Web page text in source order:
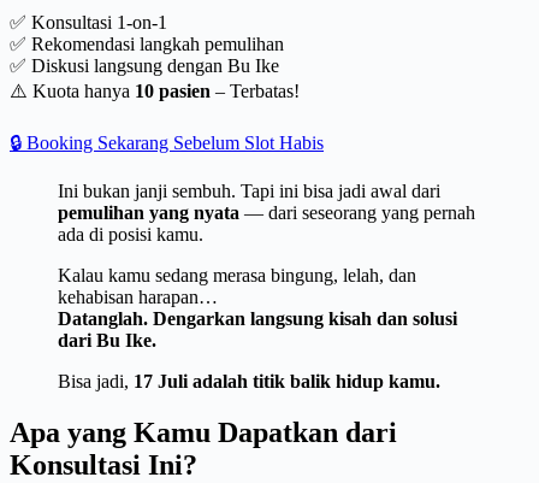
✅ Konsultasi 1-on-1
✅ Rekomendasi langkah pemulihan
✅ Diskusi langsung dengan Bu Ike
⚠️ Kuota hanya 10 pasien – Terbatas!
🔒 Booking Sekarang Sebelum Slot Habis
Ini bukan janji sembuh. Tapi ini bisa jadi awal dari
pemulihan yang nyata — dari seseorang yang pernah
ada di posisi kamu.
Kalau kamu sedang merasa bingung, lelah, dan
kehabisan harapan…
Datanglah. Dengarkan langsung kisah dan solusi
dari Bu Ike.
Bisa jadi, 17 Juli adalah titik balik hidup kamu.
Apa yang Kamu Dapatkan dari
Konsultasi Ini?